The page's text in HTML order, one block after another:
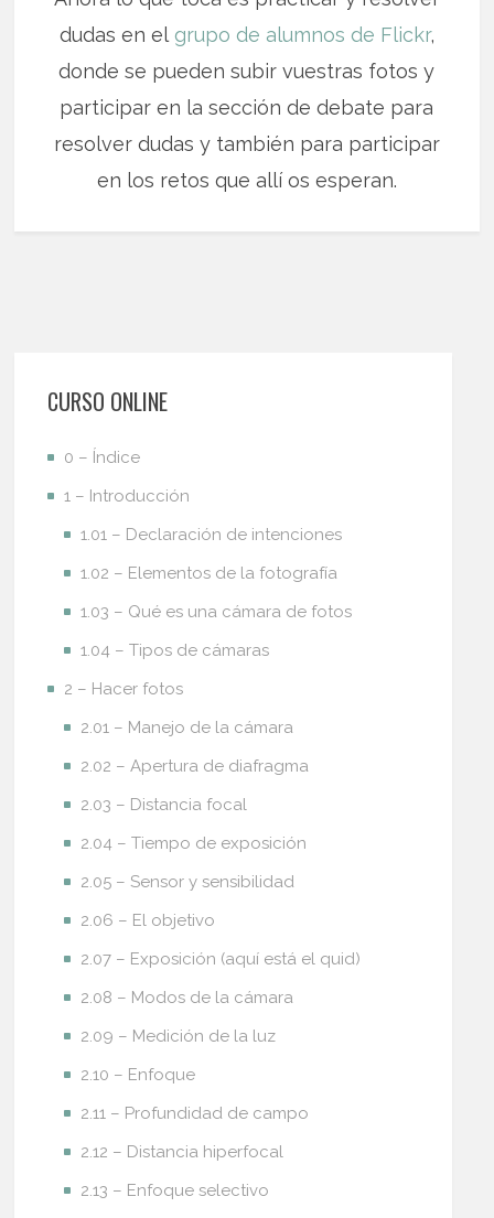
dudas en el grupo de alumnos de Flickr,
donde se pueden subir vuestras fotos y
participar en la sección de debate para
resolver dudas y también para participar
en los retos que allí os esperan.
CURSO ONLINE
0 – Índice
1 – Introducción
1.01 – Declaración de intenciones
1.02 – Elementos de la fotografía
1.03 – Qué es una cámara de fotos
1.04 – Tipos de cámaras
2 – Hacer fotos
2.01 – Manejo de la cámara
2.02 – Apertura de diafragma
2.03 – Distancia focal
2.04 – Tiempo de exposición
2.05 – Sensor y sensibilidad
2.06 – El objetivo
2.07 – Exposición (aquí está el quid)
2.08 – Modos de la cámara
2.09 – Medición de la luz
2.10 – Enfoque
2.11 – Profundidad de campo
2.12 – Distancia hiperfocal
2.13 – Enfoque selectivo